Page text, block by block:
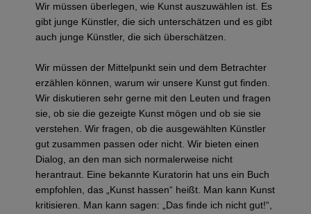
Wir müssen überlegen, wie Kunst auszuwählen ist. Es
gibt junge Künstler, die sich unterschätzen und es gibt
auch junge Künstler, die sich überschätzen.
Wir müssen der Mittelpunkt sein und dem Betrachter
erzählen können, warum wir unsere Kunst gut finden.
Wir diskutieren sehr gerne mit den Leuten und fragen
sie, ob sie die gezeigte Kunst mögen und ob sie sie
verstehen. Wir fragen, ob die ausgewählten Künstler
gut zusammen passen oder nicht. Wir bieten einen
Dialog, an den man sich normalerweise nicht
herantraut. Eine bekannte Kuratorin hat uns ein Buch
empfohlen, das „Kunst hassen“ heißt. Man kann Kunst
kritisieren. Man kann sagen: „Das finde ich nicht gut!“,